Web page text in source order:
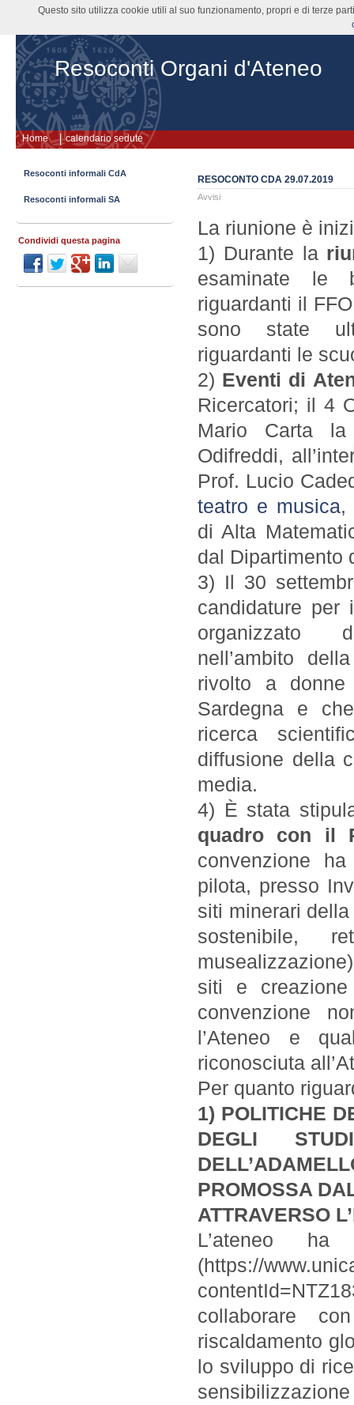
Resoconti Organi d'Ateneo
Home calendario sedute
RESOCONTO CDA 29.07.2019
Avvisi
La riunione è
1) Durante la
esaminate le
riguardanti il
sono state
riguardanti le
2) Eventi di
Ricercatori; il 4
Mario Carta la
Odifreddi,
Prof. Lucio
teatro e musica,
di Alta
dal Dipartimento
3) Il 30
candidature
organizzato
nell’ambito
rivolto a
Sardegna e
ricerca
diffusione della
media.
4) È stata
quadro con il
convenzione
pilota, presso
siti minerari
sostenibile,
siti e
convenzione
l’Ateneo e
riconosciuta
Per quanto
1) POLITICHE
DEGLI
PROMOSSA
ATTRAVERSO
L’ateneo ha
(https://
collaborare
riscaldamento
lo sviluppo di
Resoconti informali CdA
Resoconti informali SA
Condividi questa pagina
Questo sito utilizza cookie utili al suo funzionamento, propri e di terze